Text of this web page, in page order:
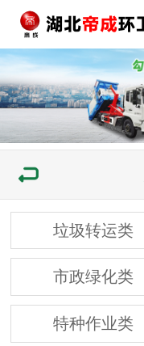
垃圾转运类
市政绿化类
特种作业类